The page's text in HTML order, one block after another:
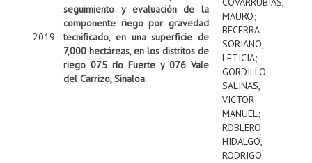
2019
seguimiento y evaluación de la
componente riego por gravedad
tecnificado, en una superficie de
7,000 hectáreas, en los distritos de
riego 075 río Fuerte y 076 Vale
del Carrizo, Sinaloa.
MAURO;
BECERRA
SORIANO,
LETICIA;
GORDILLO
SALINAS,
VICTOR
MANUEL;
ROBLERO
HIDALGO,
RODRIGO